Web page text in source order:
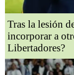
Tras la lesión
incorporar a
Libertadores?